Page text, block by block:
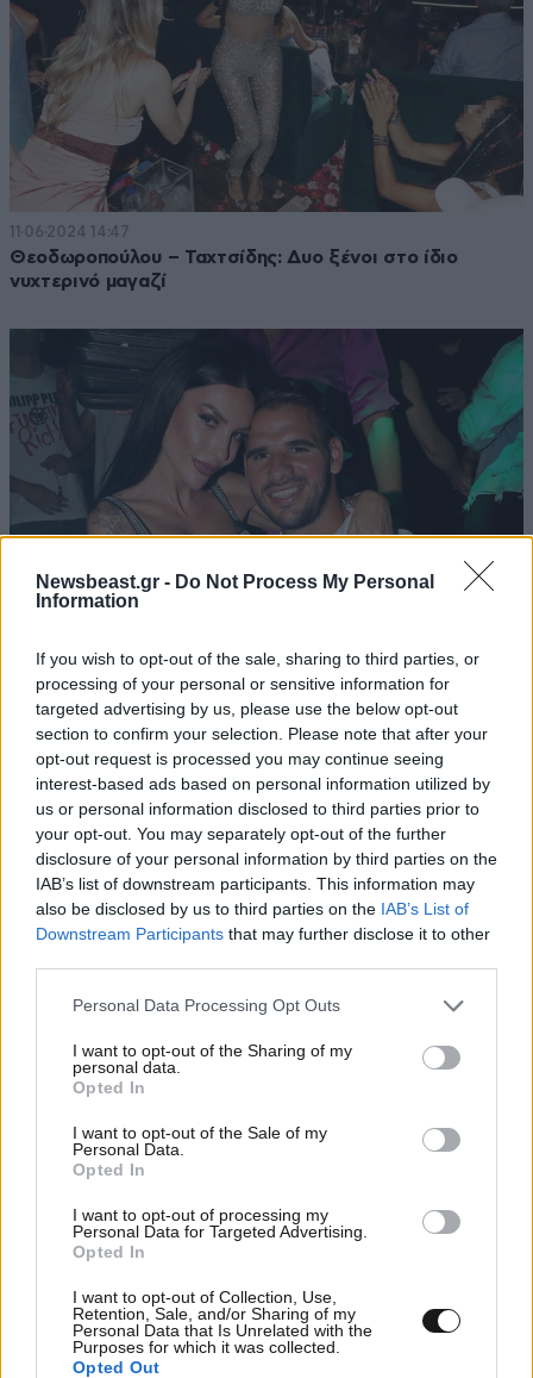
Newsbeast.gr - Do Not Process My Personal
Information
If you wish to opt-out of the sale, sharing to third parties, or
processing of your personal or sensitive information for
targeted advertising by us, please use the below opt-out
section to confirm your selection. Please note that after your
opt-out request is processed you may continue seeing
interest-based ads based on personal information utilized by
us or personal information disclosed to third parties prior to
your opt-out. You may separately opt-out of the further
disclosure of your personal information by third parties on the
IAB’s list of downstream participants. This information may
also be disclosed by us to third parties on the IAB’s List of
Downstream Participants that may further disclose it to other
Please note that this website/app uses one or more Google
not limited to your visit or usage behaviour. You may click to
grant or deny consent to Google and its third-party tags to
use your data for below specified purposes in below Google
consent section.
Personal Data Processing Opt Outs
I want to opt-out of the Sharing of my
personal data.
Opted In
I want to opt-out of the Sale of my
Personal Data.
Opted In
I want to opt-out of processing my
Personal Data for Targeted Advertising.
Opted In
I want to opt-out of Collection, Use,
Retention, Sale, and/or Sharing of my
Personal Data that Is Unrelated with the
Purposes for which it was collected.
Opted Out
11·06·2024 14:47
Θεοδωροπούλου – Ταχτσίδης: Δυο ξένοι στο ίδιο
νυχτερινό μαγαζί
09·06·2024 23:23
Ο Παναγιώτης Ταχτσίδης απάντησε στις κατηγορίες της
Ζέτας Θεοδωροπούλου: «Ξέρουμε πολύ καλά τι έχει
συμβεί στη σχέση μας»
06·06·2024 15:12
Ζέτα Θεοδωροπούλου: «Ο σύζυγός μου διατηρεί